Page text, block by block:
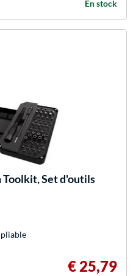
En stock
Toolkit, Set d'outils
€ 25,79